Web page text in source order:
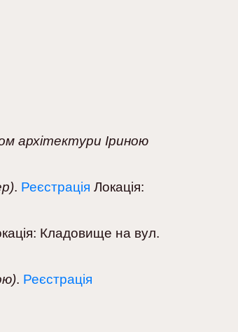
архітектури Іриною
. Реєстрація Локація:
Кладовище на вул.
. Реєстрація